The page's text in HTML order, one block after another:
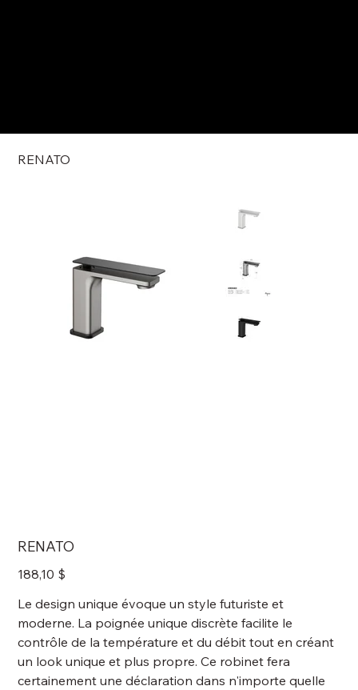
RENATO
RENATO
Prix
188,10 $
Le design unique évoque un style futuriste et
moderne. La poignée unique discrète facilite le
contrôle de la température et du débit tout en créant
un look unique et plus propre. Ce robinet fera
certainement une déclaration dans n'importe quelle